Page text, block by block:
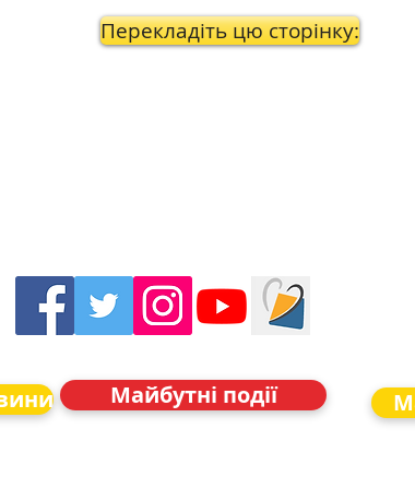
Перекладіть цю сторінку:
Майбутні події